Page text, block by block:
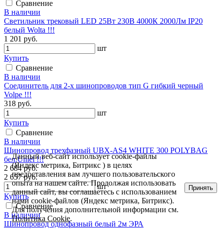
Сравнение
В наличии
Светильник трековый LED 25Вт 230В 4000К 2000Лм IP20
белый Wolta !!!
1 201 руб.
шт
Купить
Сравнение
В наличии
Соединитель для 2-х шинопроводов тип G гибкий черный
Volpe !!!
318 руб.
шт
Купить
Сравнение
В наличии
Шинопровод трехфазный UBX-AS4 WHITE 300 POLYBAG
бел.Uniel !!!
2 684 руб.
2 657 руб.
шт
Купить
Сравнение
В наличии
Шинопровод однофазный белый 2м ЭРА
Данный веб-сайт использует cookie-файлы
(Яндекс метрика, Битрикс ) в целях
предоставления вам лучшего пользовательского
опыта на нашем сайте. Продолжая использовать
данный сайт, вы соглашаетесь с использованием
нами cookie-файлов (Яндекс метрика, Битрикс).
Для получения дополнительной информации см.
Политика Cookie.
Принять